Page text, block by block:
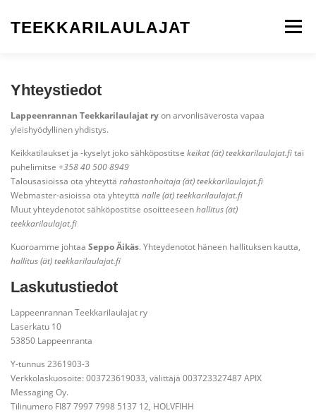
sisältöön
TEEKKARILAULAJAT Valikko
KONSERTIT JULKAISUT
JÄSENILLE
Yhteystiedot
Lappeenrannan Teekkarilaulajat ryon arvonlisäverosta vapaa
yleishyödyllinen yhdistys.
Keikkatilaukset ja -kyselyt joko sähköpostitse keikat (ät) teekkarilaulajat.fitai
puhelimitse +358 40 500 8949
Talousasioissa ota yhteyttä rahastonhoitaja (ät) teekkarilaulajat.fi
Webmaster-asioissa ota yhteyttä nalle (ät) teekkarilaulajat.fi
Muut yhteydenotot sähköpostitse osoitteeseenhallitus (ät)
teekkarilaulajat.fi
Kuoroamme johtaa Seppo Äikäs. Yhteydenotot häneen hallituksen kautta,
hallitus (ät) teekkarilaulajat.fi
Laskutustiedot
Lappeenrannan Teekkarilaulajat ry
Laserkatu 10
53850 Lappeenranta
Y-tunnus 2361903-3
Verkkolaskuosoite: 003723619033, välittäjä 003723327487 APIX
Messaging Oy.
Tilinumero FI87 7997 7998 5137 12, HOLVFIHH